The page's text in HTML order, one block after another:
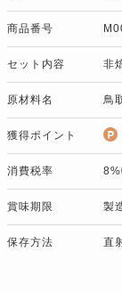
商品番号
セット内容 非
原材料名 鳥
獲得ポイント
消費税率
賞味期限 製
保存方法 直